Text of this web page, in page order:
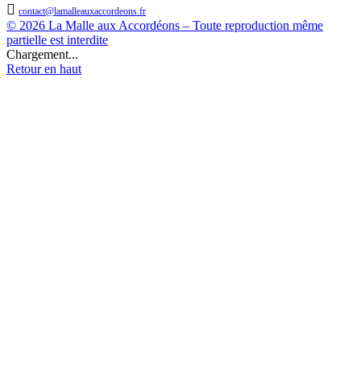
 contact@lamalleauxaccordeons.fr
© 2026 La Malle aux Accordéons – Toute reproduction même
partielle est interdite
Chargement...
Retour en haut